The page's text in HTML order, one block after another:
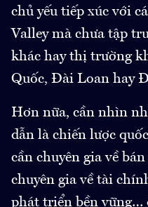
chủ yếu tiếp xúc với
Valley mà chưa tập
khác hay thị trường
Quốc, Đài Loan hay
Hơn nữa, cần nhìn
dẫn là chiến lược
cần chuyên gia về
chuyên gia về tài
phát triển bền vững…